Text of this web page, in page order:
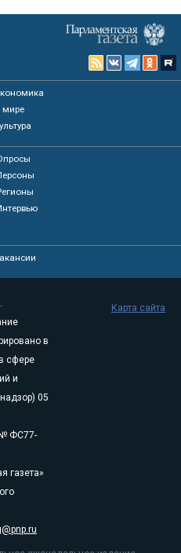
мире
в
сфере
и
05
№ ФС77-
газета»
Карта сайта